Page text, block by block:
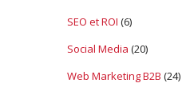
SEO et ROI (6)
Social Media (20)
Web Marketing B2B (24)